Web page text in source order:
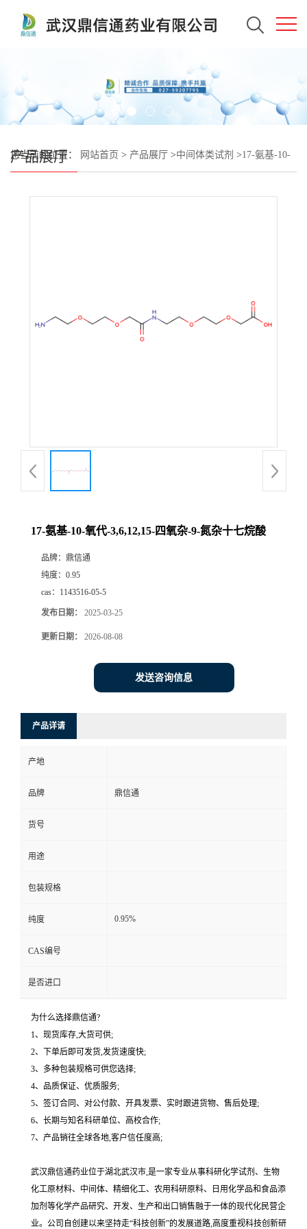
产品展厅
您当前的位置： 网站首页 > 产品展厅 >中间体类试剂 >17-氨基-10-
17-氨基-10-氧代-3,6,12,15-四氧杂-9-氮杂十七烷酸
品牌： 鼎信通
纯度： 0.95
cas： 1143516-05-5
发布日期： 2025-03-25
更新日期： 2026-08-08
发送咨询信息
产品详请
产地
品牌 鼎信通
货号
用途
包装规格
纯度 0.95%
CAS编号
是否进口
为什么选择鼎信通?
1、现货库存,大货可供;
2、下单后即可发货,发货速度快;
3、多种包装规格可供您选择;
4、品质保证、优质服务;
5、签订合同、对公付款、开具发票、实时跟进货物、售后处理;
6、长期与知名科研单位、高校合作;
7、产品销往全球各地,客户信任度高;
武汉鼎信通药业位于湖北武汉市,是一家专业从事科研化学试剂、生物
化工原材料、中间体、精细化工、农用科研原料、日用化学品和食品添
加剂等化学产品研究、开发、生产和出口销售融于一体的现代化民营企
业。公司自创建以来坚持走“科技创新”的发展道路,高度重视科技创新研